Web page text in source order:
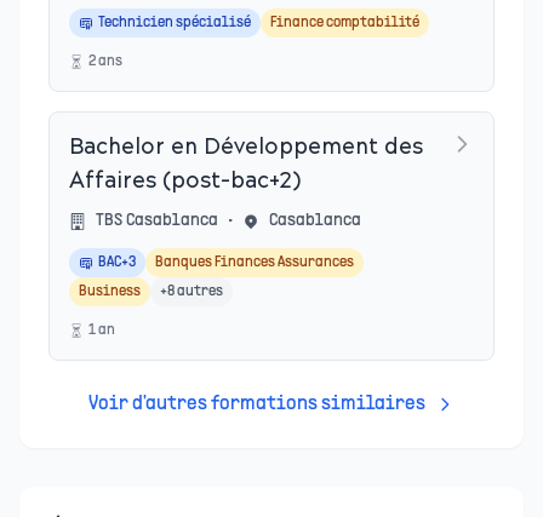
Technicien spécialisé Finance comptabilité
2ans
Bachelor en Développement des
Affaires (post-bac+2)
TBS Casablanca • Casablanca
BAC+3
Banques Finances Assurances
Business
+8autres
1an
Voir d'autres formations similaires